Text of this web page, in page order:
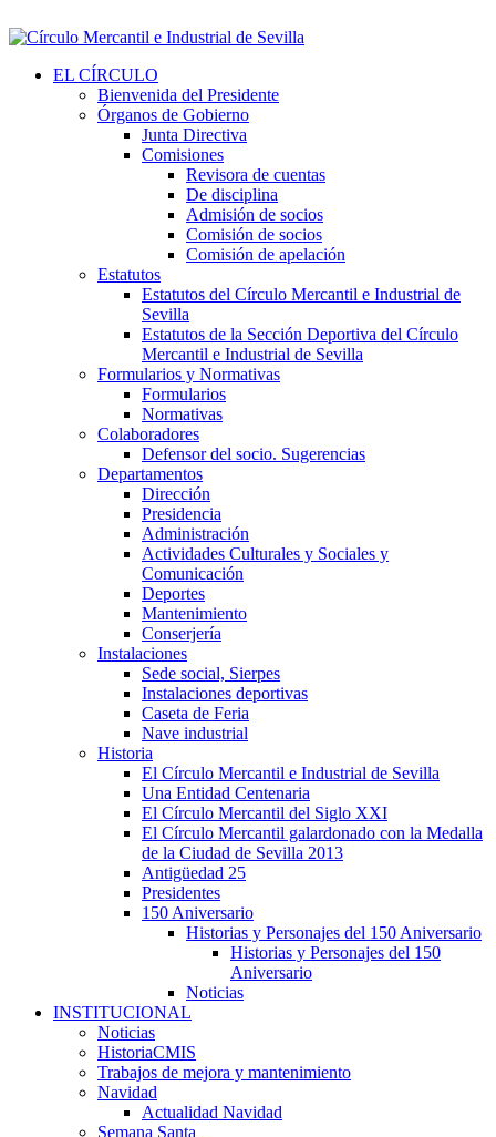
EL CÍRCULO
Bienvenida del Presidente
Órganos de Gobierno
Junta Directiva
Comisiones
Revisora de cuentas
De disciplina
Admisión de socios
Comisión de socios
Comisión de apelación
Estatutos
Estatutos del Círculo Mercantil e Industrial de
Sevilla
Estatutos de la Sección Deportiva del Círculo
Mercantil e Industrial de Sevilla
Formularios y Normativas
Formularios
Normativas
Colaboradores
Defensor del socio. Sugerencias
Departamentos
Dirección
Presidencia
Administración
Actividades Culturales y Sociales y
Comunicación
Deportes
Mantenimiento
Conserjería
Instalaciones
Sede social, Sierpes
Instalaciones deportivas
Caseta de Feria
Nave industrial
Historia
El Círculo Mercantil e Industrial de Sevilla
Una Entidad Centenaria
El Círculo Mercantil del Siglo XXI
El Círculo Mercantil galardonado con la Medalla
de la Ciudad de Sevilla 2013
Antigüedad 25
Presidentes
150 Aniversario
Historias y Personajes del 150 Aniversario
Historias y Personajes del 150
Aniversario
Noticias
INSTITUCIONAL
Noticias
HistoriaCMIS
Trabajos de mejora y mantenimiento
Navidad
Actualidad Navidad
Semana Santa